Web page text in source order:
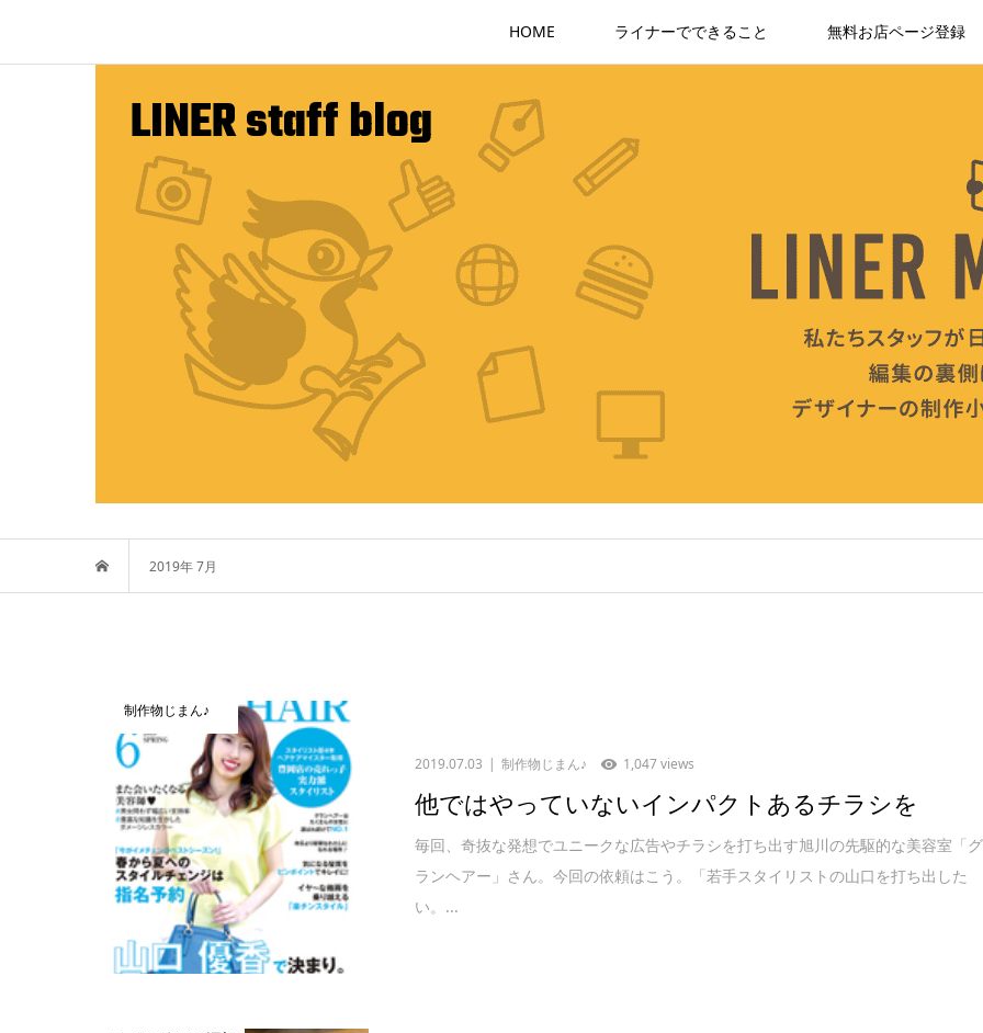
HOME ライナーでできること 無料お店ページ登録
LINER staff blog
2019年 7月
制作物じまん♪
2019.07.03 制作物じまん♪ 1,047 views
他ではやっていないインパクトあるチラシを
毎回、奇抜な発想でユニークな広告やチラシを打ち出す旭川の先駆的な美容室「グ
ランヘアー」さん。今回の依頼はこう。「若手スタイリストの山口を打ち出した
い。...